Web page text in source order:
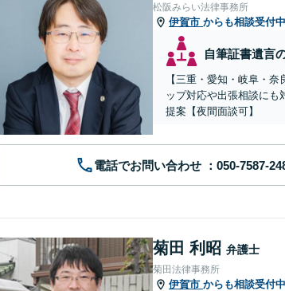
松阪みらい法律事務所
伊賀市 からも相談受付中
自筆証書遺言
【三重・愛知・岐阜・
ップ対応や出張相談に
提案【夜間面談可】
電話でお問い合わせ
菊田 利昭 弁護士
菊田法律事務所
伊賀市 からも相談受付中